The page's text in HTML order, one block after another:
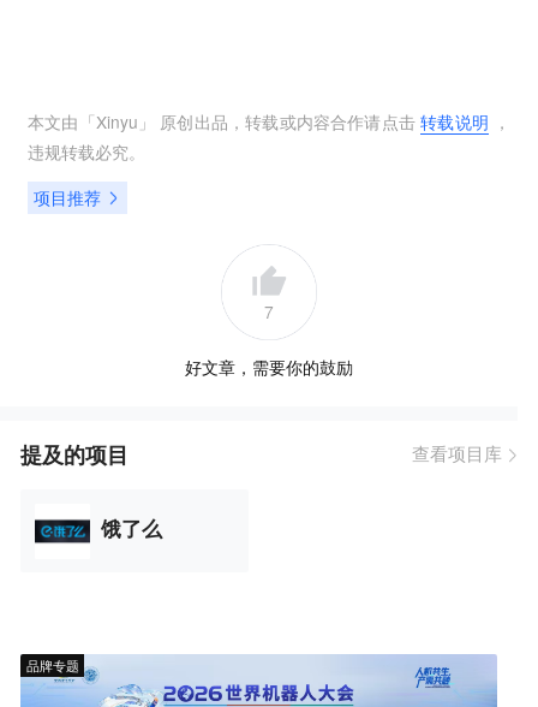
本文由「Xinyu 」 原创出品，转载或内容合作请点击转载说明 ，
违规转载必究。
项目推荐
7
好文章，需要你的鼓励
提及的项目 查看项目库
饿了么
品牌专题